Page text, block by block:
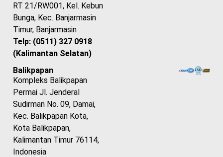
RT 21/RW001, Kel. Kebun
Bunga, Kec. Banjarmasin
Timur, Banjarmasin
Telp: (0511) 327 0918
(Kalimantan Selatan)
Balikpapan
Kompleks Balikpapan
Permai Jl. Jenderal
Sudirman No. 09, Damai,
Kec. Balikpapan Kota,
Kota Balikpapan,
Kalimantan Timur 76114,
Indonesia